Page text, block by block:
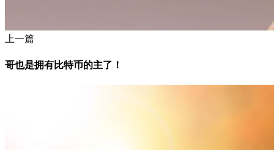
上一篇
哥也是拥有比特币的主了！